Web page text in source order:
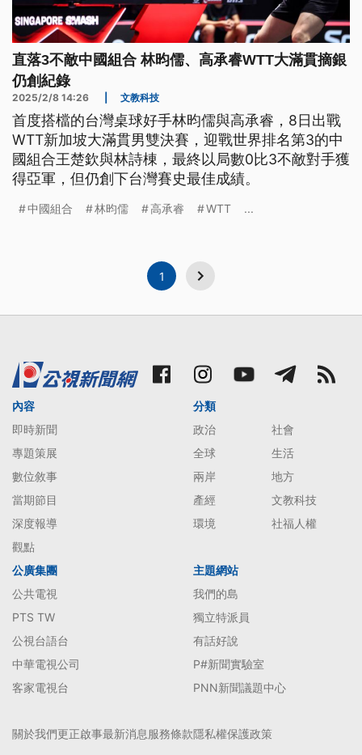
直落3不敵中國組合 林昀儒、高承睿WTT大滿貫摘銀
仍創紀錄
2025/2/8 14:26 文教科技
首度搭檔的台灣桌球好手林昀儒與高承睿，8日出戰
WTT新加坡大滿貫男雙決賽，迎戰世界排名第3的中
國組合王楚欽與林詩棟，最終以局數0比3不敵對手獲
得亞軍，但仍創下台灣賽史最佳成績。
中國組合 林昀儒 高承睿 WTT ...
1
內容
即時新聞
專題策展
數位敘事
當期節目
深度報導
觀點
分類
政治
社會
全球
生活
兩岸
地方
產經
文教科技
環境
社福人權
公廣集團
公共電視
PTS TW
公視台語台
中華電視公司
客家電視台
主題網站
我們的島
獨立特派員
有話好說
P#新聞實驗室
PNN新聞議題中心
關於我們更正啟事最新消息服務條款隱私權保護政策